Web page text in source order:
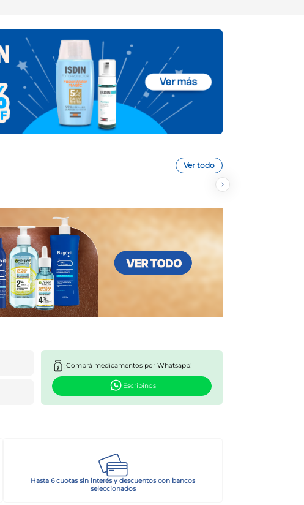
Ver todo
¡Comprá medicamentos por Whatsapp!
Escribinos
Hasta 6 cuotas sin interés y descuentos con bancos
seleccionados